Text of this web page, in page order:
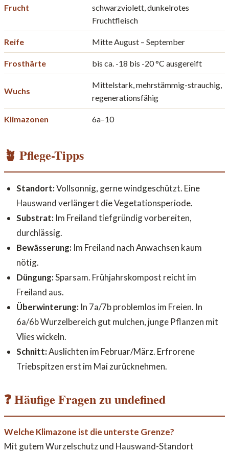
Frucht
schwarzviolett, dunkelrotes
Fruchtfleisch
Reife Mitte August – September
Frosthärte bis ca. -18 bis -20 °C ausgereift
Wuchs
Mittelstark, mehrstämmig-strauchig,
regenerationsfähig
Klimazonen 6a–10
🪴 Pflege-Tipps
Standort:Vollsonnig, gerne windgeschützt. Eine
Hauswand verlängert die Vegetationsperiode.
Substrat: Im Freiland tiefgründig vorbereiten,
durchlässig.
Bewässerung: Im Freiland nach Anwachsen kaum
nötig.
Düngung:Sparsam. Frühjahrskompost reicht im
Freiland aus.
Überwinterung: In 7a/7b problemlos im Freien. In
6a/6b Wurzelbereich gut mulchen, junge Pflanzen mit
Vlies wickeln.
Schnitt:Auslichten im Februar/März. Erfrorene
Triebspitzen erst im Mai zurücknehmen.
❓ Häufige Fragen zu undefined
Welche Klimazone ist die unterste Grenze?
Mit gutem Wurzelschutz und Hauswand-Standort